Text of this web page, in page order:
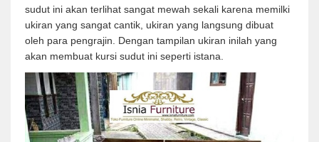
sudut ini akan terlihat sangat mewah sekali karena memilki
ukiran yang sangat cantik, ukiran yang langsung dibuat
oleh para pengrajin. Dengan tampilan ukiran inilah yang
akan membuat kursi sudut ini seperti istana.